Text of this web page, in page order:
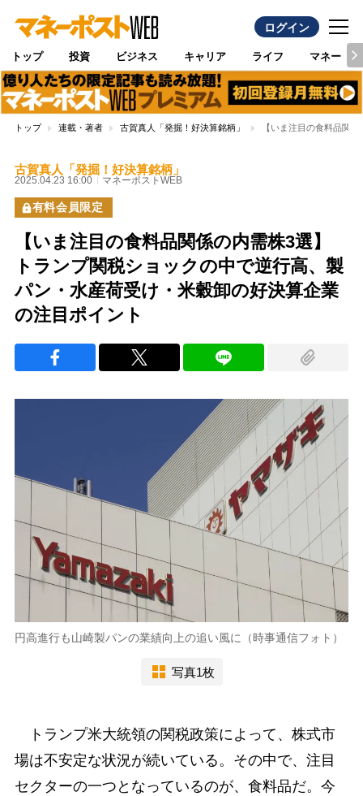
ログイン
トップ 投資 ビジネス キャリア ライフ マネー
トップ 連載・著者 古賀真人「発掘！好決算銘柄」 【いま注目の食料品関
古賀真人「発掘！好決算銘柄」
2025.04.23 16:00 マネーポストWEB
有料会員限定
【いま注目の食料品関係の内需株3選】
トランプ関税ショックの中で逆行高、製
パン・水産荷受け・米穀卸の好決算企業
の注目ポイント
円高進行も山崎製パンの業績向上の追い風に（時事通信フォト）
写真1枚
トランプ米大統領の関税政策によって、株式市
場は不安定な状況が続いている。その中で、注目
セクターの一つとなっているのが、食料品だ。今